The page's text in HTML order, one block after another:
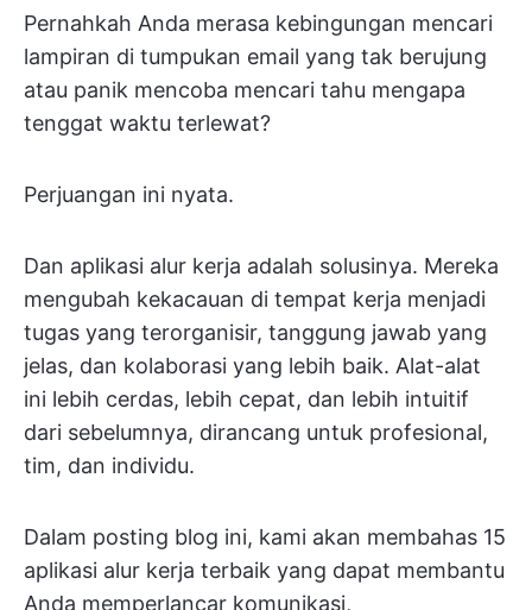
Pernahkah Anda merasa kebingungan mencari
lampiran di tumpukan email yang tak berujung
atau panik mencoba mencari tahu mengapa
tenggat waktu terlewat?
Perjuangan ini nyata.
Dan aplikasi alur kerja adalah solusinya. Mereka
mengubah kekacauan di tempat kerja menjadi
tugas yang terorganisir, tanggung jawab yang
jelas, dan kolaborasi yang lebih baik. Alat-alat
ini lebih cerdas, lebih cepat, dan lebih intuitif
dari sebelumnya, dirancang untuk profesional,
tim, dan individu.
Dalam posting blog ini, kami akan membahas 15
aplikasi alur kerja terbaik yang dapat membantu
Anda memperlancar komunikasi,